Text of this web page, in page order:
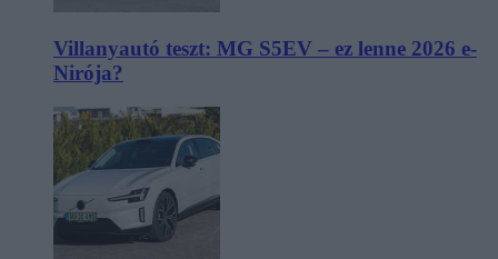
Villanyautó teszt: MG S5EV – ez lenne 2026 e-
Nirója?